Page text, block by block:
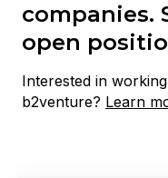
companies.
open
Interested in
b2venture? Learn